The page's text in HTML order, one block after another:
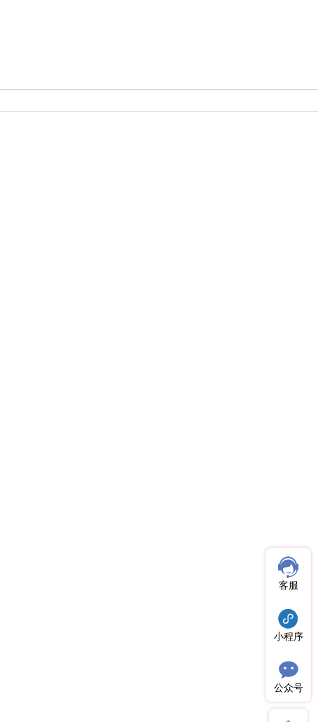
客服
小程序
公众号